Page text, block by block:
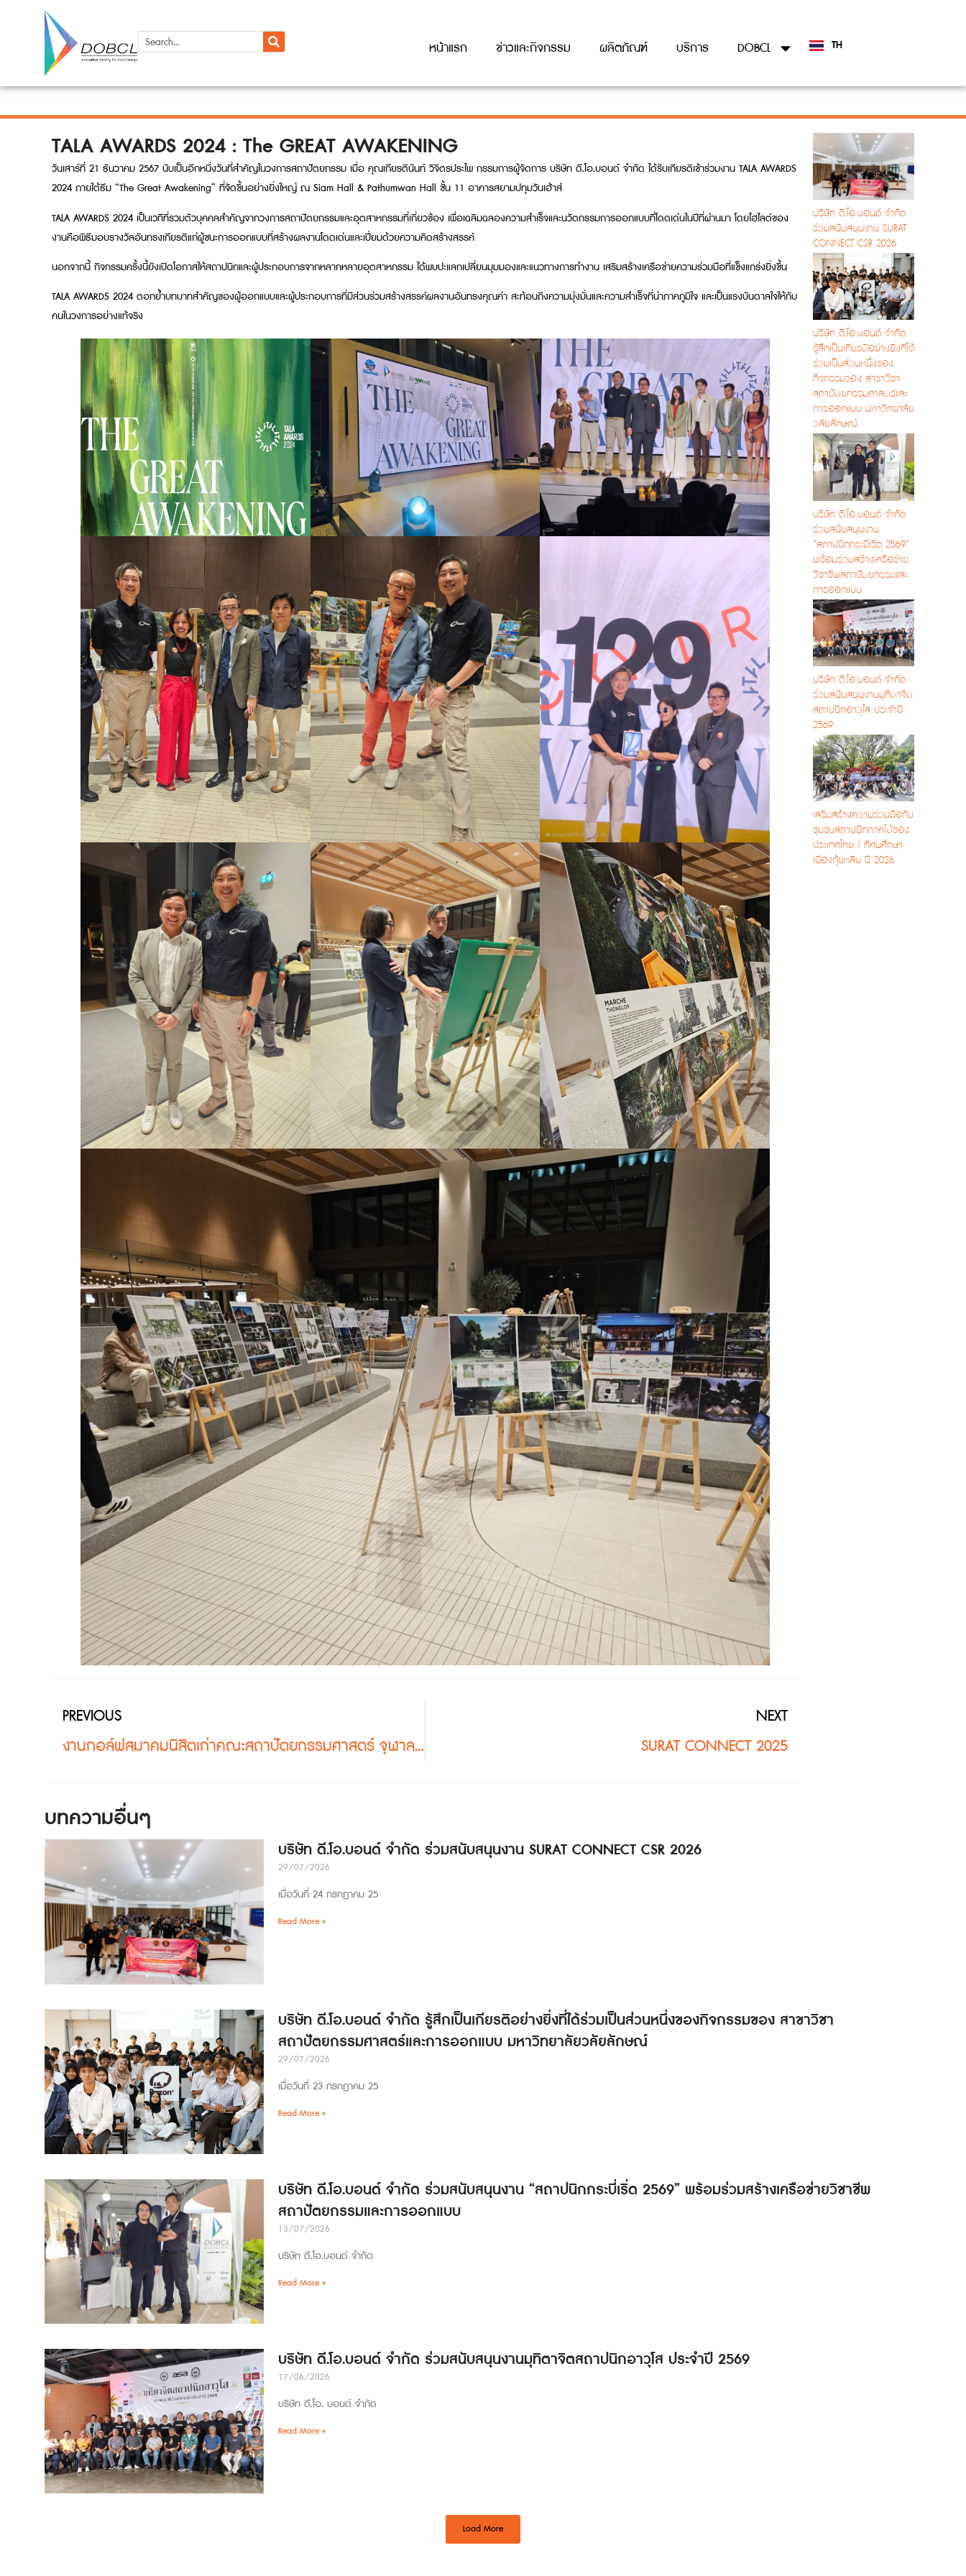
หน้าแรก ข่าวและกิจกรรม ผลิตภัณฑ์ บริการ DOBCL TH
EN
TALA AWARDS 2024 : The GREAT AWAKENING
วันเสาร์ที่ 21 ธันวาคม 2567 นับเป็นอีกหนึ่งวันที่สำคัญในวงการสถาปัตยกรรม เมื่อ คุณเกียรตินันท์ วิจิตรประไพ กรรมการผู้จัดการ บริษัท ดี.โอ.บอนด์ จำกัด ได้รับเกียรติเข้าร่วมงาน TALA AWARDS
2024 ภายใต้ธีม “The Great Awakening” ที่จัดขึ้นอย่างยิ่งใหญ่ ณ Siam Hall & Pathumwan Hall ชั้น 11 อาคารสยามปทุมวันเฮ้าส์
TALA AWARDS 2024 เป็นเวทีที่รวมตัวบุคคลสำคัญจากวงการสถาปัตยกรรมและอุตสาหกรรมที่เกี่ยวข้อง เพื่อเฉลิมฉลองความสำเร็จและนวัตกรรมการออกแบบที่โดดเด่นในปีที่ผ่านมา โดยไฮไลต์ของ
งานคือพิธีมอบรางวัลอันทรงเกียรติแก่ผู้ชนะการออกแบบที่สร้างผลงานโดดเด่นและเปี่ยมด้วยความคิดสร้างสรรค์
นอกจากนี้ กิจกรรมครั้งนี้ยังเปิดโอกาสให้สถาปนิกและผู้ประกอบการจากหลากหลายอุตสาหกรรม ได้พบปะแลกเปลี่ยนมุมมองและแนวทางการทำงาน เสริมสร้างเครือข่ายความร่วมมือที่แข็งแกร่งยิ่งขึ้น
TALA AWARDS 2024 ตอกย้ำบทบาทสำคัญของผู้ออกแบบและผู้ประกอบการที่มีส่วนร่วมสร้างสรรค์ผลงานอันทรงคุณค่า สะท้อนถึงความมุ่งมั่นและความสำเร็จที่น่าภาคภูมิใจ และเป็นแรงบันดาลใจให้กับ
คนในวงการอย่างแท้จริง
PREVIOUS
งานกอล์ฟสมาคมนิสิตเก่าคณะสถาปัตยกรรมศาสตร์ จุฬาลงกรณ์มหาวิทยาลัย
NEXT
SURAT CONNECT 2025
บริษัท ดี.โอ.บอนด์ จำกัด
ร่วมสนับสนุนงาน SURAT
CONNECT CSR 2026
บริษัท ดี.โอ.บอนด์ จำกัด
รู้สึกเป็นเกียรติอย่างยิ่งที่ได้
ร่วมเป็นส่วนหนึ่งของ
กิจกรรมของ สาขาวิชา
สถาปัตยกรรมศาสตร์และ
การออกแบบ มหาวิทยาลัย
วลัยลักษณ์
บริษัท ดี.โอ.บอนด์ จำกัด
ร่วมสนับสนุนงาน
“สถาปนิกกระบี่เริ่ด 2569”
พร้อมร่วมสร้างเครือข่าย
วิชาชีพสถาปัตยกรรมและ
การออกแบบ
บริษัท ดี.โอ.บอนด์ จำกัด
ร่วมสนับสนุนงานมุทิตาจิต
สถาปนิกอาวุโส ประจำปี
2569
เสริมสร้างความร่วมมือกับ
ชุมชนสถาปนิกภาคใต้ของ
ประเทศไทย | ทัศนศึกษา
เมืองกุ้ยหลิน ปี 2026
บทความอื่นๆ
บริษัท ดี.โอ.บอนด์ จำกัด ร่วมสนับสนุนงาน SURAT CONNECT CSR 2026
29/07/2026
เมื่อวันที่ 24 กรกฎาคม 25
Read More »
บริษัท ดี.โอ.บอนด์ จำกัด รู้สึกเป็นเกียรติอย่างยิ่งที่ได้ร่วมเป็นส่วนหนึ่งของกิจกรรมของ สาขาวิชา
สถาปัตยกรรมศาสตร์และการออกแบบ มหาวิทยาลัยวลัยลักษณ์
29/07/2026
เมื่อวันที่ 23 กรกฎาคม 25
Read More »
บริษัท ดี.โอ.บอนด์ จำกัด ร่วมสนับสนุนงาน “สถาปนิกกระบี่เริ่ด 2569” พร้อมร่วมสร้างเครือข่ายวิชาชีพ
สถาปัตยกรรมและการออกแบบ
13/07/2026
บริษัท ดี.โอ.บอนด์ จำกัด
Read More »
บริษัท ดี.โอ.บอนด์ จำกัด ร่วมสนับสนุนงานมุทิตาจิตสถาปนิกอาวุโส ประจำปี 2569
17/06/2026
บริษัท ดี.โอ. บอนด์ จำกัด
Read More »
Load More